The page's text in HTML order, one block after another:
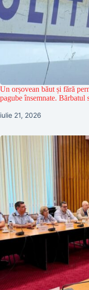
Un orșovean băut și fără
pagube însemnate. Bărbatul
iulie 21, 2026